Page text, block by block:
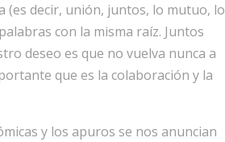
decir, unión, juntos, lo mutuo, lo
con la misma raíz. Juntos
deseo es que no vuelva nunca a
que es la colaboración y la
y los apuros se nos anuncian